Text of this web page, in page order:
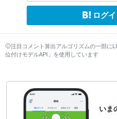
ログ
注目コメント算出アルゴリズムの一部に
位付けモデルAPI」を使用しています
いま